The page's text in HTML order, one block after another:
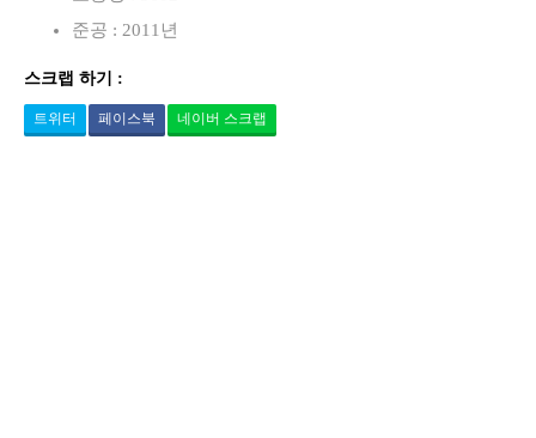
준공 : 2011년
스크랩 하기 :
트위터 페이스북 네이버 스크랩